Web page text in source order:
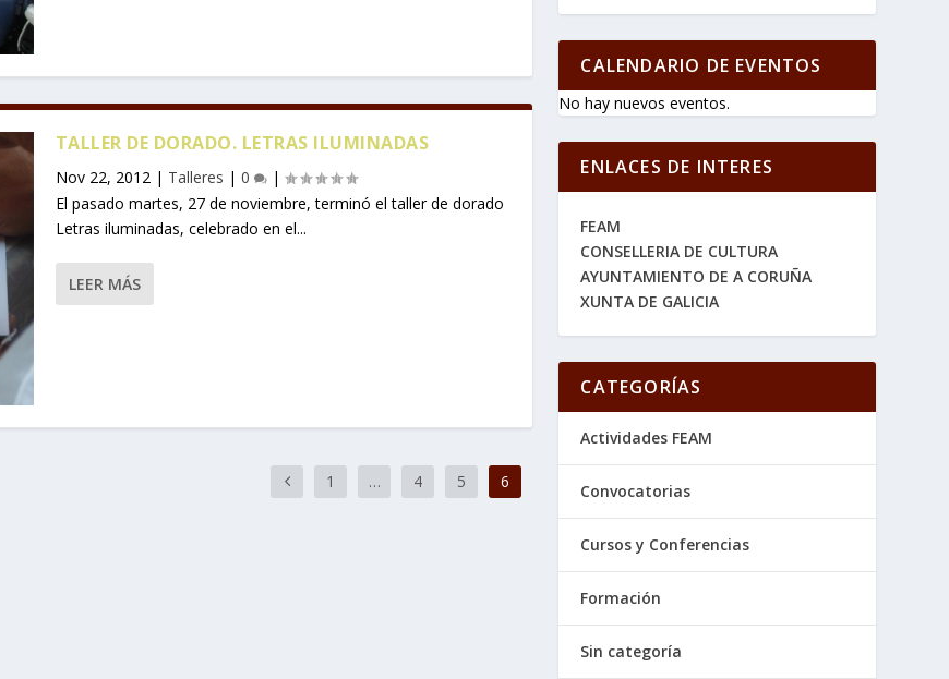
TALLER DE DORADO. LETRAS ILUMINADAS
Nov 22, 2012| Talleres | 0
|
El pasado martes, 27 de noviembre, terminó el taller de dorado
Letras iluminadas, celebrado en el...
LEER MÁS
1 … 4 5 6
CALENDARIO DE EVENTOS
No hay nuevos eventos.
ENLACES DE INTERES
FEAM
CONSELLERIA DE CULTURA
AYUNTAMIENTO DE A CORUÑA
XUNTA DE GALICIA
CATEGORÍAS
Actividades FEAM
Convocatorias
Cursos y Conferencias
Formación
Sin categoría